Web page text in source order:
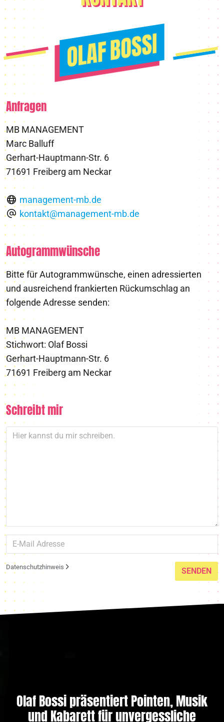
Anfragen
MB MANAGEMENT
Marc Balluff
Gerhart-Hauptmann-Str. 6
71691 Freiberg am Neckar
management-mb.de
kontakt@management-mb.de
Autogrammwünsche
Bitte für Autogrammwünsche, einen adressierten
und ausreichend frankierten Rückumschlag an
folgende Adresse senden:
MB MANAGEMENT
Stichwort: Olaf Bossi
Gerhart-Hauptmann-Str. 6
71691 Freiberg am Neckar
Schreibt mir
Datenschutzhinweis SENDEN
Olaf Bossi präsentiert Pointen, Musik
und Kabarett für unvergessliche